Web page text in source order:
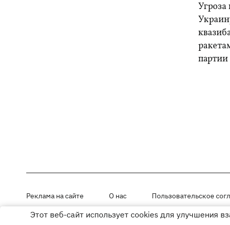
партии
Реклама на сайте О нас Пользовательское
Материалы под рубриками «Новости компании», «PR» и «Факт»
Этот веб-сайт использует cookies для улучшения